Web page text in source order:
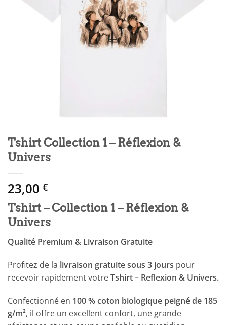
Tshirt Collection 1 – Réflexion &
Univers
23,00 €
Tshirt – Collection 1 – Réflexion &
Univers
Qualité Premium & Livraison Gratuite
Profitez de la livraison gratuite sous 3 jours pour
recevoir rapidement votreTshirt – Reflexion & Univers.
Confectionné en 100 % coton biologique peigné de 185
g/m², il offre un excellent confort, une grande